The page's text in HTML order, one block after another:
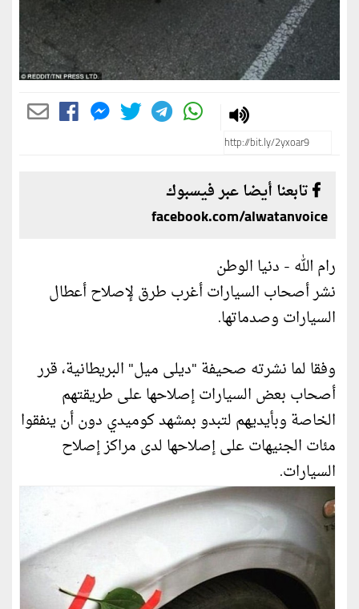
تابعنا أيضا عبر فيسبوك
facebook.com/alwatanvoice
رام الله - دنيا الوطن
نشر أصحاب السيارات أغرب طرق لإصلاح أعطال
السيارات وصدماتها.
وفقا لما نشرته صحيفة "ديلى ميل" البريطانية، قرر
أصحاب بعض السيارات إصلاحها على طريقتهم
الخاصة وبأيديهم لتبدو بمشهد كوميدي دون أن ينفقوا
مئات الجنيهات على إصلاحها لدى مراكز إصلاح
السيارات.